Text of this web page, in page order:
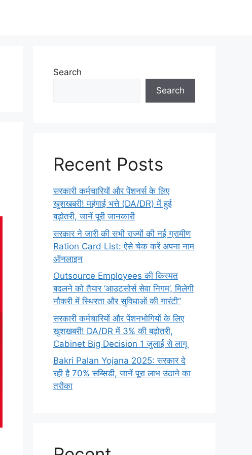
Search
Search
Recent Posts
सरकारी कर्मचारियों और पेंशनर्स के लिए
खुशखबरी! महंगाई भत्ते (DA/DR) में हुई
बढ़ोतरी, जानें पूरी जानकारी
सरकार ने जारी की सभी राज्यों की नई ग्रामीण
Ration Card List: ऐसे चेक करें अपना नाम
ऑनलाइन
Outsource Employees की किस्मत
बदलने को तैयार ‘आउटसोर्स सेवा निगम’, मिलेगी
नौकरी में स्थिरता और सुविधाओं की गारंटी”
सरकारी कर्मचारियों और पेंशनभोगियों के लिए
खुशखबरी! DA/DR में 3% की बढ़ोतरी,
Cabinet Big Decision 1 जुलाई से लागू
Bakri Palan Yojana 2025: सरकार दे
रही है 70% सब्सिडी, जानें पूरा लाभ उठाने का
तरीका